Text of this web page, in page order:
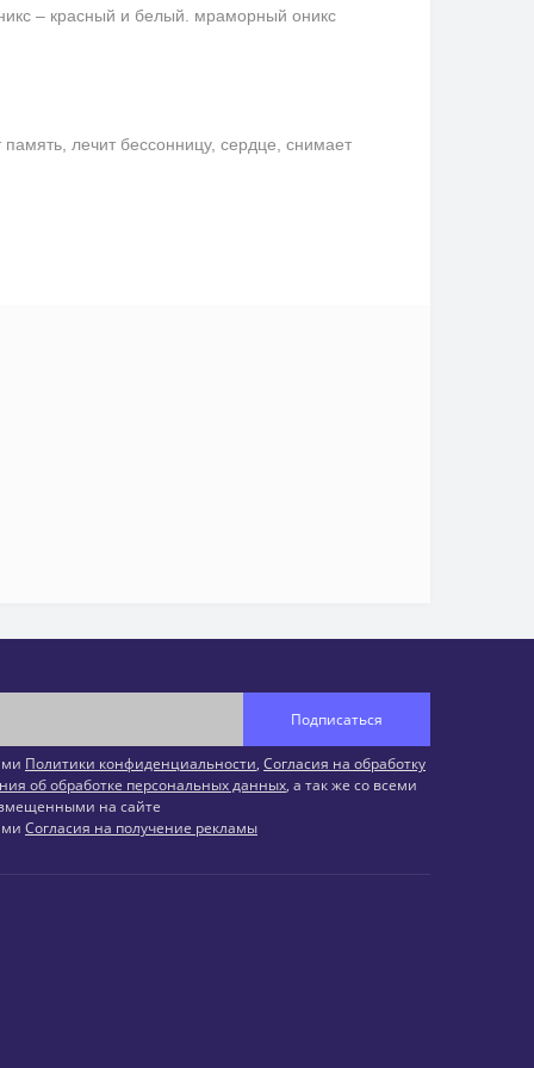
– красный и белый. мраморный оникс
лечит бессонницу, сердце, снимает
Подписаться
Политики конфиденциальности, Согласия на обработку
об обработке персональных данных, а так же со всеми
на сайте
Согласия на получение рекламы